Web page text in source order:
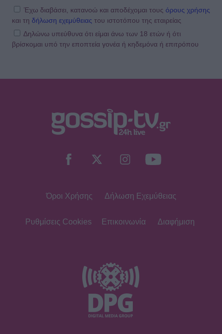
κομψή & μαυρισμένη σιλουέτα της
SHOWBIZ
Σταματίνα Τσιμτσιλή: Η εξόρμηση
Σοφό και τον γιο τους
ακόμη και στις επαναλήψεις –
Στον βυθό για μαργαριτάρια η Αθηνά
Οικονομάκου και ο Μπρούνο
Τσερέλα - To βίντεο με την
Έχω διαβάσει, κατανοώ και αποδέχομαι τους όρους χρήσης
και τη δήλωση εχεμύθειας του ιστοτόπου της εταιρείας
Δηλώνω υπεύθυνα ότι είμαι άνω των 18 ετών ή ότι
βρίσκομαι υπό την εποπτεία γονέα ή κηδεμόνα ή επιτρόπου
Όροι Χρήσης Δήλωση Εχεμύθειας
Ρυθμίσεις Cookies Επικοινωνία Διαφήμιση